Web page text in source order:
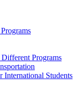
Programs
International Students